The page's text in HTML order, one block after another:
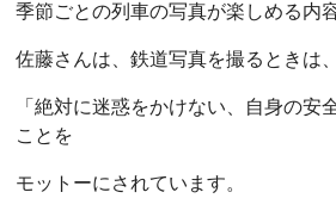
季節ごとの列車の写真が楽しめる内容
佐藤さんは、鉄道写真を撮るときは、
「絶対に迷惑をかけない、自身の安
ことを
モットーにされています。